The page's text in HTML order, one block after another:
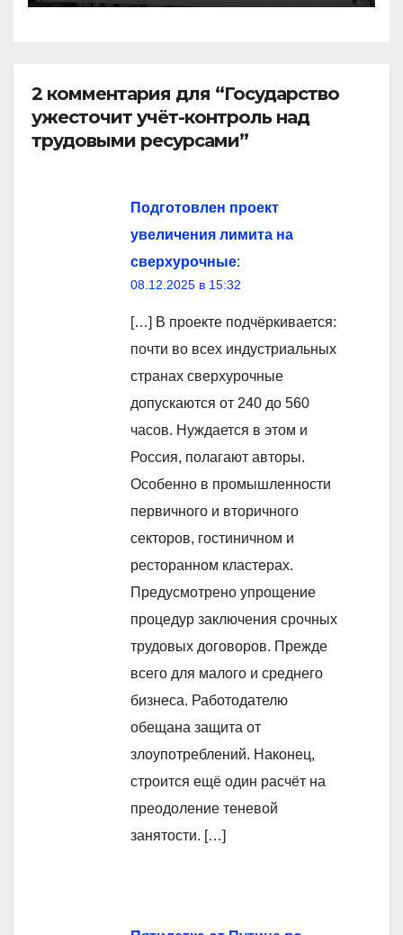
2 комментария для “Государство
ужесточит учёт-контроль над
трудовыми ресурсами”
Подготовлен проект
увеличения лимита на
сверхурочные:
08.12.2025 в 15:32
[…] В проекте подчёркивается:
почти во всех индустриальных
странах сверхурочные
допускаются от 240 до 560
часов. Нуждается в этом и
Россия, полагают авторы.
Особенно в промышленности
первичного и вторичного
секторов, гостиничном и
ресторанном кластерах.
Предусмотрено упрощение
процедур заключения срочных
трудовых договоров. Прежде
всего для малого и среднего
бизнеса. Работодателю
обещана защита от
злоупотреблений. Наконец,
строится ещё один расчёт на
преодоление теневой
занятости. […]